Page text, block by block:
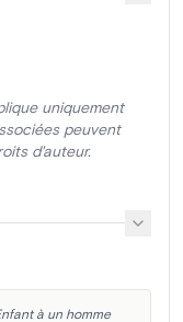
uniquement
peuvent
d'auteur.
à un homme